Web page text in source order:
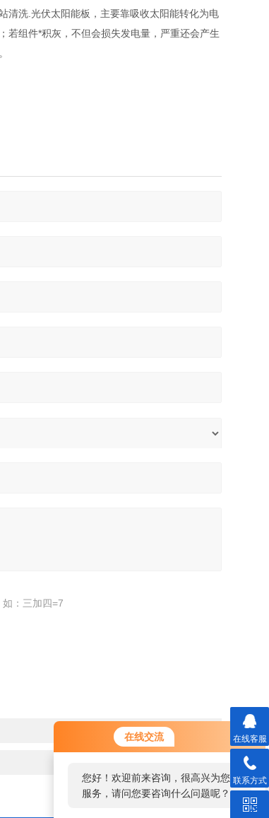
在线交流
您好！欢迎前来咨询，很高兴为您
服务，请问您要咨询什么问题呢？
清洗.光伏太阳能板，主要靠吸收太阳能转化为电
若组件*积灰，不但会损失发电量，严重还会产生
：三加四=7
在线客服
联系方式